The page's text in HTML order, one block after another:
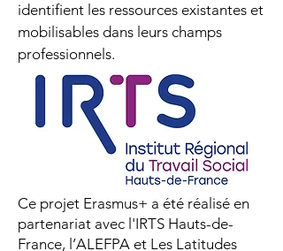
identifient les ressources existantes et
mobilisables dans leurs champs
professionnels.
Ce projet Erasmus+ a été réalisé en
partenariat avec l'IRTS Hauts-de-
France, l’ALEFPA et Les Latitudes